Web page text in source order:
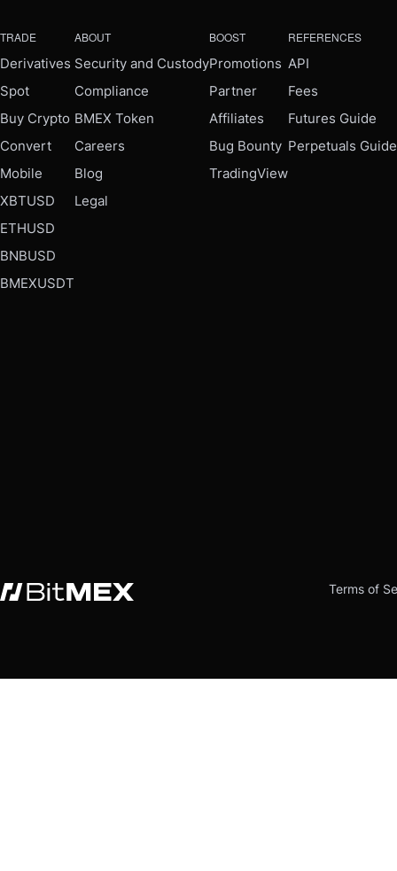
TRADE
Derivatives
Spot
Buy Crypto
Convert
Mobile
XBTUSD
ETHUSD
BNBUSD
BMEXUSDT
ABOUT
Security and Custody
Compliance
BMEX Token
Careers
Blog
Legal
BOOST
Promotions
Partner
Affiliates
Bug Bounty
TradingView
REFERENCES
API
Fees
Futures Guide
Perpetuals Guide
Terms of